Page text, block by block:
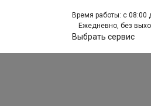
Время работы: с 08:00
Ежедневно, без
Выбрать сервис